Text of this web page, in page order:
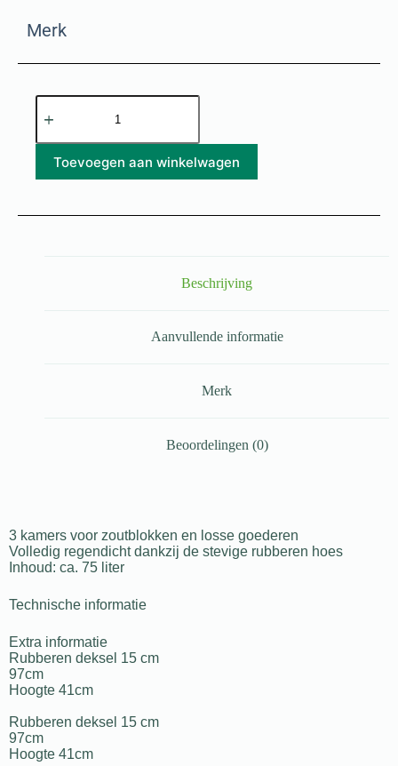
Merk
Toevoegen aan winkelwagen
Beschrijving
Aanvullende informatie
Merk
Beoordelingen (0)
3 kamers voor zoutblokken en losse goederen
Volledig regendicht dankzij de stevige rubberen hoes
Inhoud: ca. 75 liter
Technische informatie
Extra informatie
Rubberen deksel 15 cm
97cm
Hoogte 41cm
Rubberen deksel 15 cm
97cm
Hoogte 41cm